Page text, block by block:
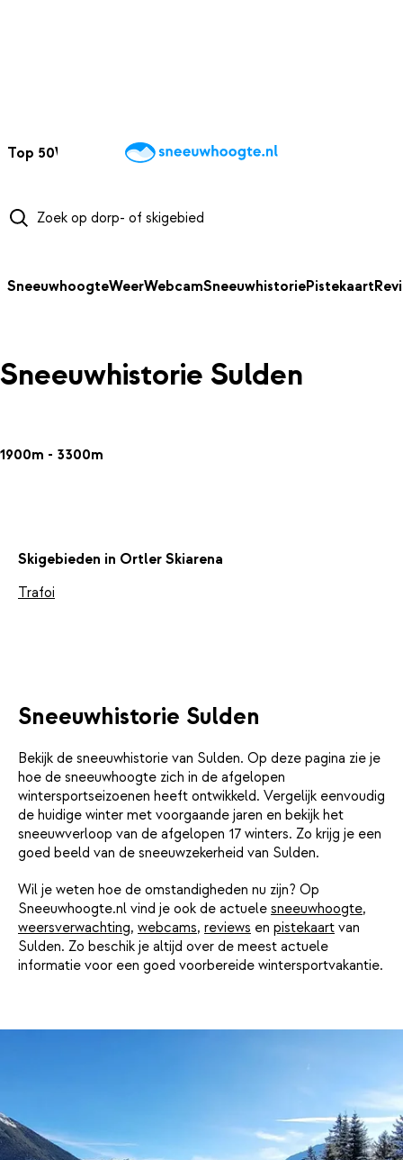
Top 50Webcams WintersportweerKaarten
SneeuwhoogteWeerWebcamSneeuwhistoriePistekaart
Sneeuwhistorie Sulden
1900m - 3300m
Skigebieden in Ortler Skiarena
Trafoi
Sneeuwhistorie Sulden
Bekijk de sneeuwhistorie van Sulden. Op deze pagina zie je
hoe de sneeuwhoogte zich in de afgelopen
wintersportseizoenen heeft ontwikkeld. Vergelijk eenvoudig
de huidige winter met voorgaande jaren en bekijk het
sneeuwverloop van de afgelopen 17 winters. Zo krijg je een
goed beeld van de sneeuwzekerheid van Sulden.
Wil je weten hoe de omstandigheden nu zijn? Op
Sneeuwhoogte.nl vind je ook de actuele sneeuwhoogte,
weersverwachting, webcams, reviews en pistekaart van
Sulden. Zo beschik je altijd over de meest actuele
informatie voor een goed voorbereide wintersportvakantie.